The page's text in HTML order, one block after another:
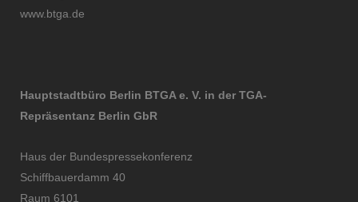
www.btga.de
Hauptstadtbüro Berlin BTGA e. V. in der TGA-
Repräsentanz Berlin GbR
Haus der Bundespressekonferenz
Schiffbauerdamm 40
Raum 6101